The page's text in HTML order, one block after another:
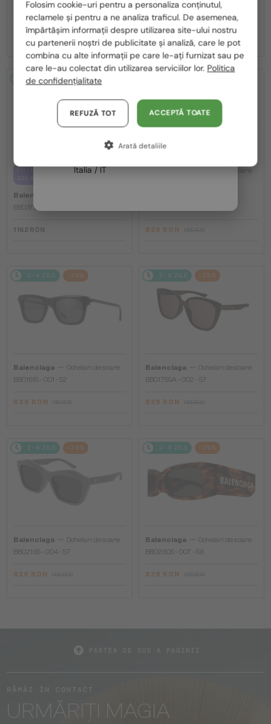
BB0324SK - 007 - 55
968 RON 1 291 RON
BB0294SK - 003 - 55
958 RON 1 277 RON
2-4 ZILE
CU LENTILĂ MONOFOCALĂ PLUS
Balenciaga
BB0376O - 001 - 54
1 162 RON
— Ochelari de soare
829 RON
2-4 ZILE -25%
Balenciaga
Ochelari de soare
BB0161S - 001 - 52
839 RON
2-4 ZILE -25%
Balenciaga
Ochelari de soare
BB0175SA - 002 - 57
829 RON
2-4 ZILE -25%
Balenciaga
Ochelari de soare
BB0216S - 004 - 57
829 RON
2-4 ZILE -25%
Balenciaga
Ochelari de soare
BB0260S - 007 - 56
829 RON
URMĂRIȚI MAGIA
România / RO
Polska / PL
Magyarország / HU
United Arab Emirates / EN
Austria / AT
Germania / DE
Franța / FR
Italia / IT
Folosim cookie-uri pentru a personaliza conținutul,
reclamele și pentru a ne analiza traficul. De asemenea,
împărtășim informații despre utilizarea site-ului nostru
cu partenerii noștri de publicitate și analiză, care le pot
combina cu alte informații pe care le-ați furnizat sau pe
care le-au colectat din utilizarea serviciilor lor. Politica
de confidențialitate
ACCEPTĂ TOATE
REFUZĂ TOT
Arată detaliile